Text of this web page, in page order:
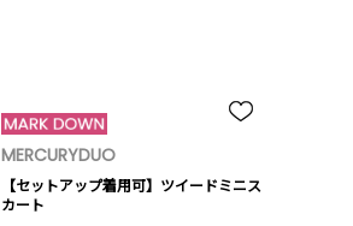
MERCURYDUO
【セットアップ着用可】ツイードミニス
カート